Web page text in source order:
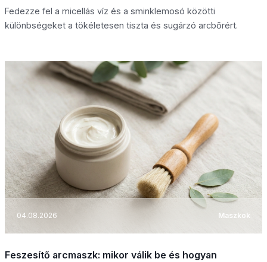
Fedezze fel a micellás víz és a sminklemosó közötti
különbségeket a tökéletesen tiszta és sugárzó arcbőrért.
04.08.2026 Maszkok
Feszesítő arcmaszk: mikor válik be és hogyan